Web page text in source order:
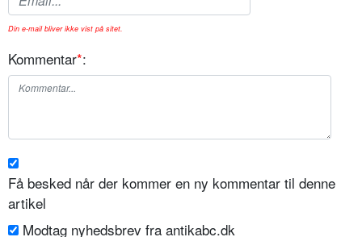
Din e-mail bliver ikke vist på sitet.
Kommentar*:
Få besked når der kommer en ny kommentar til denne
artikel
Modtag nyhedsbrev fra antikabc.dk